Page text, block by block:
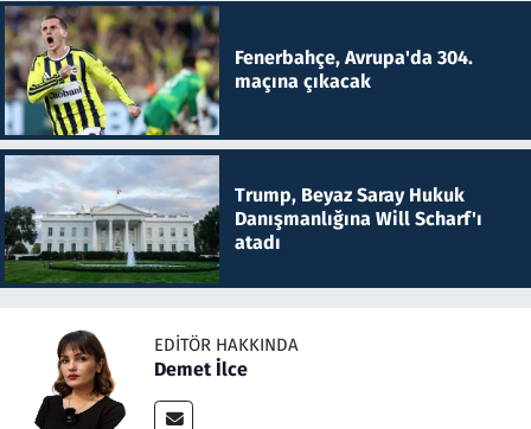
Fenerbahçe, Avrupa'da 304.
maçına çıkacak
Trump, Beyaz Saray Hukuk
Danışmanlığına Will Scharf'ı
atadı
EDITÖR HAKKINDA
Demet İlce